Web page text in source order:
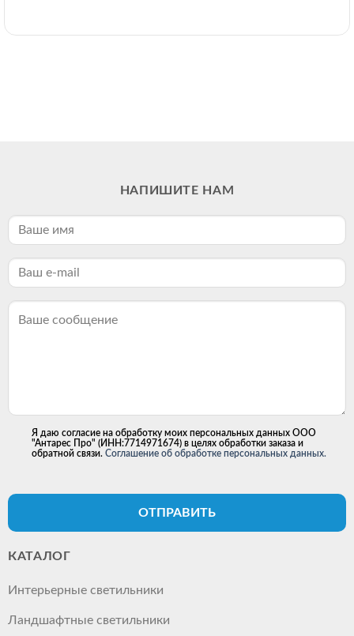
НАПИШИТЕ НАМ
Я даю согласие на обработку моих персональных данных ООО
"Антарес Про" (ИНН:7714971674) в целях обработки заказа и
обратной связи. Соглашение об обработке персональных данных.
ОТПРАВИТЬ
КАТАЛОГ
Интерьерные светильники
Ландшафтные светильники